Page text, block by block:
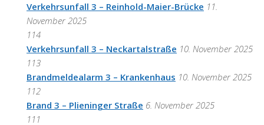
Verkehrsunfall 3 – Reinhold-Maier-Brücke 11.
November 2025
114
Verkehrsunfall 3 – Neckartalstraße 10. November 2025
113
Brandmeldealarm 3 – Krankenhaus 10. November 2025
112
Brand 3 – Plieninger Straße 6. November 2025
111